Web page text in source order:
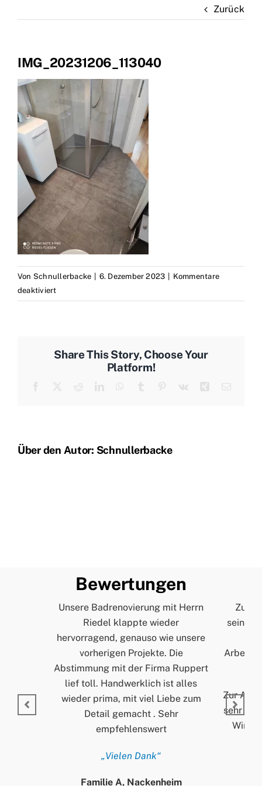
Zurück
IMG_20231206_113040
Von Schnullerbacke | 6. Dezember 2023 | Kommentare
deaktiviertfür
IMG_20231206_113040
Share This Story, Choose Your
Platform!
Über den Autor: Schnullerbacke
Bewertungen
Unsere Badrenovierung mit Herrn
Riedel klappte wieder
hervorragend, genauso wie unsere
vorherigen Projekte. Die
Abstimmung mit der Firma Ruppert
lief toll. Handwerklich ist alles
wieder prima, mit viel Liebe zum
Detail gemacht . Sehr
empfehlenswert
„Vielen Dank“
Familie A, Nackenheim
Zur
seinem
Zur
sehr
Wir